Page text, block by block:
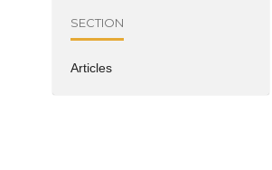
SECTION
Articles